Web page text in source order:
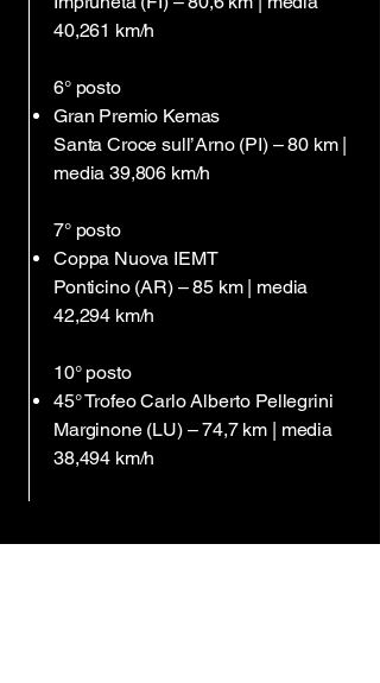
40,261 km/h
6° posto
Gran Premio Kemas
Santa Croce sull’Arno (PI) – 80 km |
media 39,806 km/h
7° posto
Coppa Nuova IEMT
Ponticino (AR) – 85 km | media
42,294 km/h
10° posto
45° Trofeo Carlo Alberto Pellegrini
Marginone (LU) – 74,7 km | media
38,494 km/h